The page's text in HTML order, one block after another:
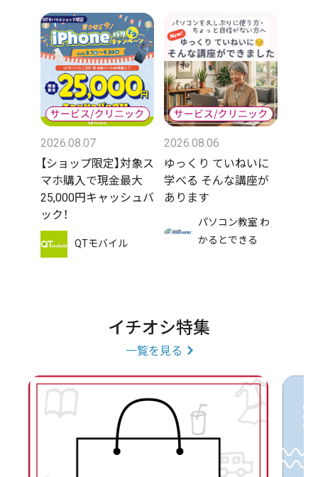
2026.08.07
【ショップ限定】対象ス
マホ購入で現金最大
25,000円キャッシュバ
ック！
QTモバイル
2026.08.06
ゆっくり ていねいに
学べる そんな講座が
あります
パソコン教室 わ
かるとできる
イチオシ特集
一覧を見る